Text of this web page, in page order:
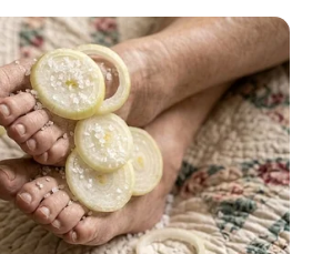
6 avqustda bizi nələr gözləyir? —
ULDUZ FALI